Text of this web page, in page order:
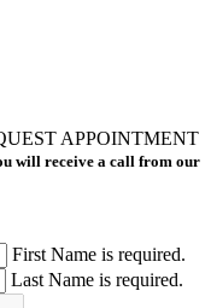
APPOINTMENT
will receive a call from our
First Name is required.
Last Name is required.